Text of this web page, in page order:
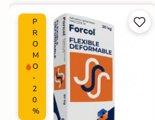
P
R
O
M
O
-
2
0
%

